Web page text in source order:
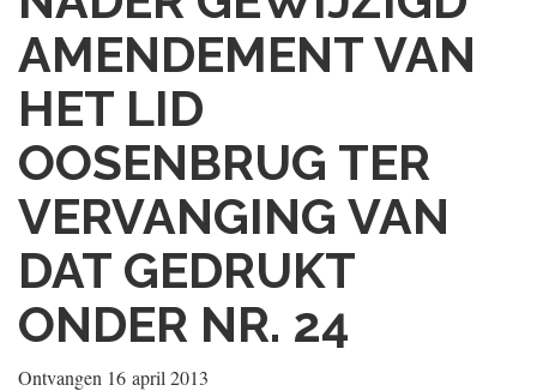
AMENDEMENT VAN
HET LID
OOSENBRUG TER
VERVANGING VAN
DAT GEDRUKT
ONDER NR. 24
Ontvangen 16 april 2013